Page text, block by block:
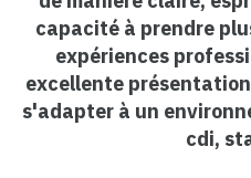
capacité à prendre
expériences
excellente
s'adapter à un
cdi,